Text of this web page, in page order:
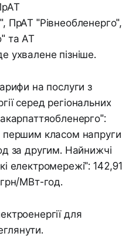
ПрАТ "Рівнеобленерго",
та АТ
ухвалене пізніше.
на послуги з
серед регіональних
класом напруги
за другим. Найнижчі
електромережі": 142,91
МВт-год.
для